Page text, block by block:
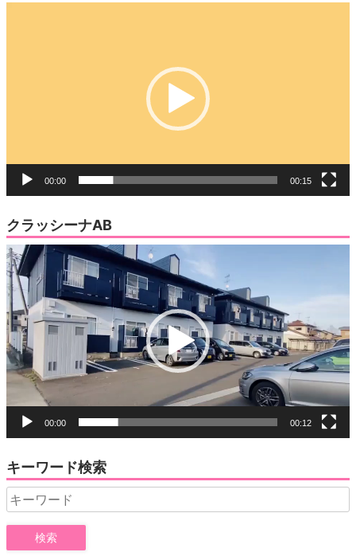
00:00 00:15
クラッシーナAB
動
画
プ
レ
ー
ヤ
ー
00:00 00:12
キーワード検索
Search
for: